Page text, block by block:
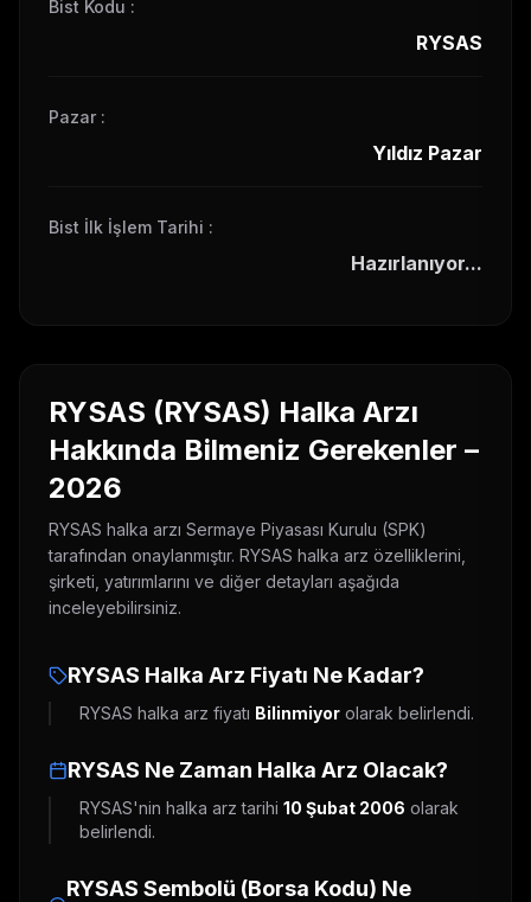
Bist Kodu :
RYSAS
Pazar :
Yıldız Pazar
Bist İlk İşlem Tarihi :
Hazırlanıyor...
RYSAS (RYSAS) Halka Arzı
Hakkında Bilmeniz Gerekenler –
2026
RYSAS halka arzı Sermaye Piyasası Kurulu (SPK)
tarafından onaylanmıştır. RYSAS halka arz özelliklerini,
şirketi, yatırımlarını ve diğer detayları aşağıda
inceleyebilirsiniz.
RYSAS Halka Arz Fiyatı Ne Kadar?
RYSAS halka arz fiyatı Bilinmiyor olarak belirlendi.
RYSAS Ne Zaman Halka Arz Olacak?
RYSAS'nin halka arz tarihi 10 Şubat 2006 olarak
belirlendi.
RYSAS Sembolü (Borsa Kodu) Ne